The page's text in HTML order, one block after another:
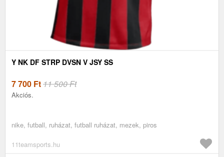
Y NK DF STRP DVSN V JSY SS
7 700 Ft11 500 Ft
Akciós.
nike, futball, ruházat, futball ruházat, mezek, piros
11teamsports.hu